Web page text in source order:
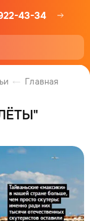
43-34
Главная